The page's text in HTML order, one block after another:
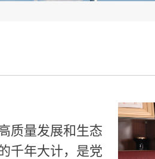
质量发展和生态
千年大计，是党